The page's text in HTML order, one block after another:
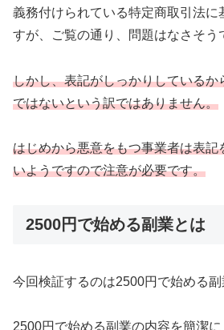
義務付けられている特定商取引法に
すが、ご覧の通り、問題はなさそう
しかし、表記がしっかりしているか
ではないという訳ではありません。
はじめから悪意をもつ事業者は表記
いようですので注意が必要です。
2500円で始める副業とは
今回検証するのは2500円で始める副
2500円で始める副業の内容を簡潔